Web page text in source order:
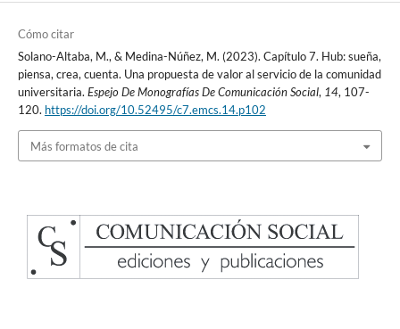
Cómo citar
Solano-Altaba, M., & Medina-Núñez, M. (2023). Capítulo 7. Hub: sueña,
piensa, crea, cuenta. Una propuesta de valor al servicio de la comunidad
universitaria. Espejo De Monografías De Comunicación Social, 14, 107-
120. https://doi.org/10.52495/c7.emcs.14.p102
Más formatos de cita